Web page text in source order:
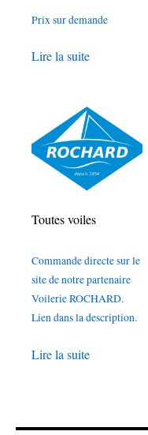
Prix sur demande
Lire la suite
Toutes voiles
Commande directe sur le
site de notre partenaire
Voilerie ROCHARD.
Lien dans la description.
Lire la suite